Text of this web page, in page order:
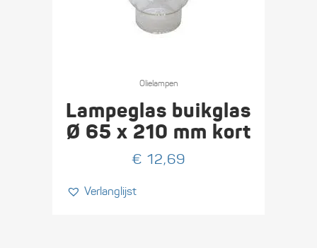
Olie­lampen
Lampeglas buikglas
Ø 65 x 210 mm kort
€ 12,69
Verlanglijst